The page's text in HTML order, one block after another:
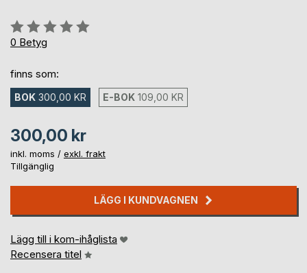
Betyg::
0%
0 Betyg
finns som:
BOK 300,00 KR E-BOK 109,00 KR
300,00 kr
inkl. moms / exkl. frakt
Tillgänglig
LÄGG I KUNDVAGNEN
Lägg till i kom-ihåglista
Recensera titel